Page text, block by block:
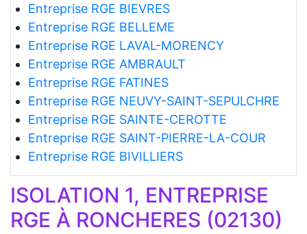
Entreprise RGE BIEVRES
Entreprise RGE BELLEME
Entreprise RGE LAVAL-MORENCY
Entreprise RGE AMBRAULT
Entreprise RGE FATINES
Entreprise RGE NEUVY-SAINT-SEPULCHRE
Entreprise RGE SAINTE-CEROTTE
Entreprise RGE SAINT-PIERRE-LA-COUR
Entreprise RGE BIVILLIERS
ISOLATION 1, ENTREPRISE
RGE À RONCHERES (02130)